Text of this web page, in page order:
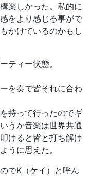
楽しかった。私的に
をより感じる事がで
かけているのかもし
ティー状態。
を奏で皆それに合わ
持って行ったのでギ
うか音楽は世界共通
けると皆と打ち解け
うに思えた。
でK（ケイ）と呼ん